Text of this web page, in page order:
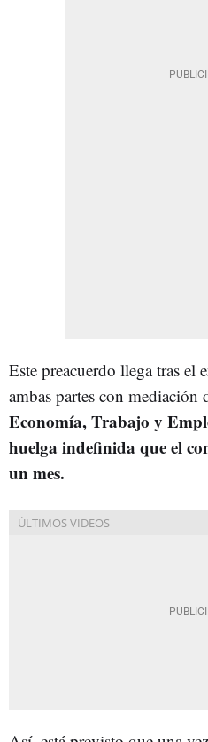
Este preacuerdo llega tras el
ambas partes con mediación
Economía, Trabajo y
huelga indefinida que el
un mes.